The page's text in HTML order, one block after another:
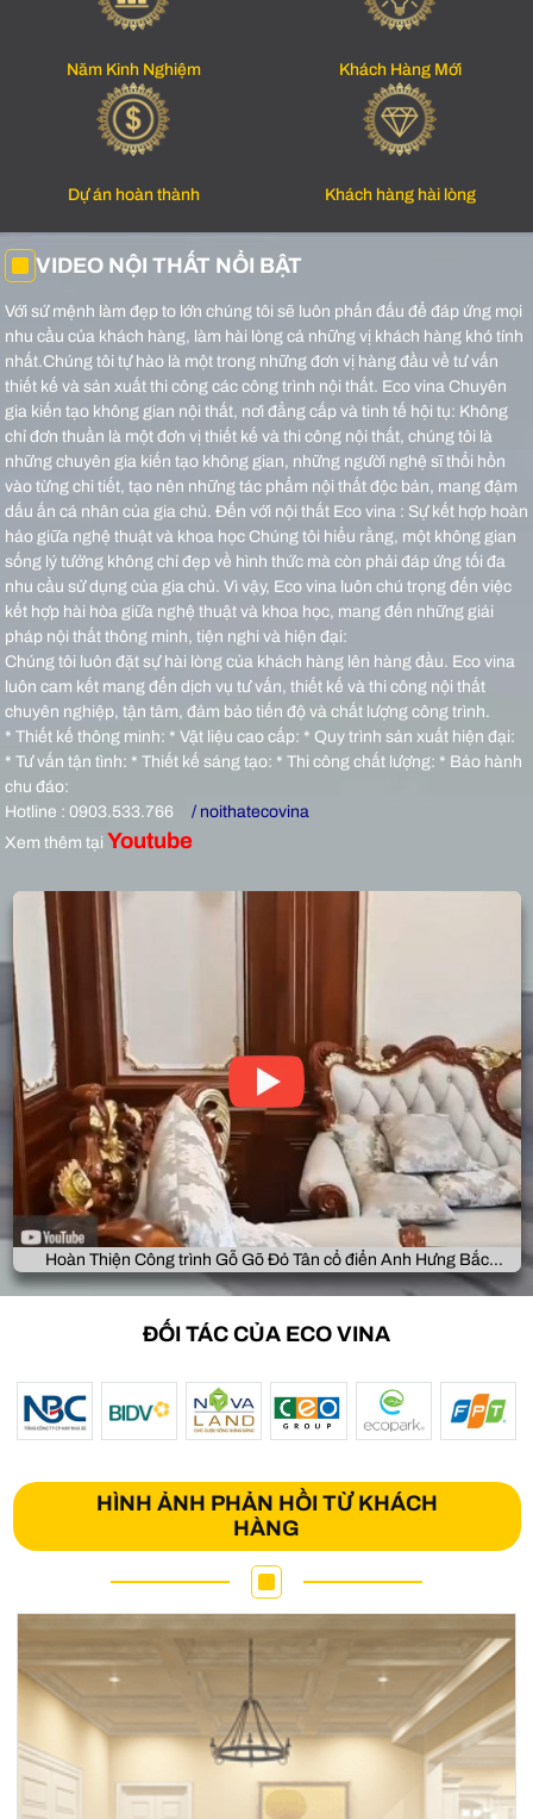
Năm Kinh Nghiệm Khách Hàng Mới
Dự án hoàn thành Khách hàng hài lòng
VIDEO NỘI THẤT NỔI BẬT
Với sứ mệnh làm đẹp to lớn chúng tôi sẽ luôn phấn đấu để đáp ứng mọi
nhu cầu của khách hàng, làm hài lòng cả những vị khách hàng khó tính
nhất.Chúng tôi tự hào là một trong những đơn vị hàng đầu về tư vấn
thiết kế và sản xuất thi công các công trình nội thất. Eco vina Chuyên
gia kiến tạo không gian nội thất, nơi đẳng cấp và tinh tế hội tụ: Không
chỉ đơn thuần là một đơn vị thiết kế và thi công nội thất, chúng tôi là
những chuyên gia kiến tạo không gian, những người nghệ sĩ thổi hồn
vào từng chi tiết, tạo nên những tác phẩm nội thất độc bản, mang đậm
dấu ấn cá nhân của gia chủ. Đến với nội thất Eco vina : Sự kết hợp hoàn
hảo giữa nghệ thuật và khoa học Chúng tôi hiểu rằng, một không gian
sống lý tưởng không chỉ đẹp về hình thức mà còn phải đáp ứng tối đa
nhu cầu sử dụng của gia chủ. Vì vậy, Eco vina luôn chú trọng đến việc
kết hợp hài hòa giữa nghệ thuật và khoa học, mang đến những giải
pháp nội thất thông minh, tiện nghi và hiện đại:
Chúng tôi luôn đặt sự hài lòng của khách hàng lên hàng đầu. Eco vina
luôn cam kết mang đến dịch vụ tư vấn, thiết kế và thi công nội thất
chuyên nghiệp, tận tâm, đảm bảo tiến độ và chất lượng công trình.
* Thiết kế thông minh: * Vật liệu cao cấp: * Quy trình sản xuất hiện đại:
* Tư vấn tận tình: * Thiết kế sáng tạo: * Thi công chất lượng: * Bảo hành
chu đáo:
Hotline : 0903.533.766
/ noithatecovina
Xem thêm tại Youtube
Hoàn Thiện Công trình Gỗ Gõ Đỏ Tân cổ điển Anh Hưng Bắc
Giang
ĐỐI TÁC CỦA ECO VINA
HÌNH ẢNH PHẢN HỒI TỪ KHÁCH
HÀNG